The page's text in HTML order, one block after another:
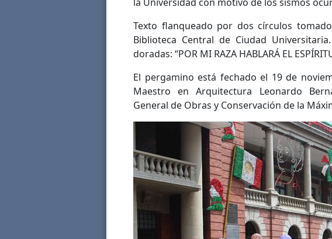
Texto flanqueado por dos círculos
Biblioteca Central de Ciudad
doradas: “POR MI RAZA HABLARÁ EL
El pergamino está fechado el 19 de
Maestro en Arquitectura Leonardo
General de Obras y Conservación de la